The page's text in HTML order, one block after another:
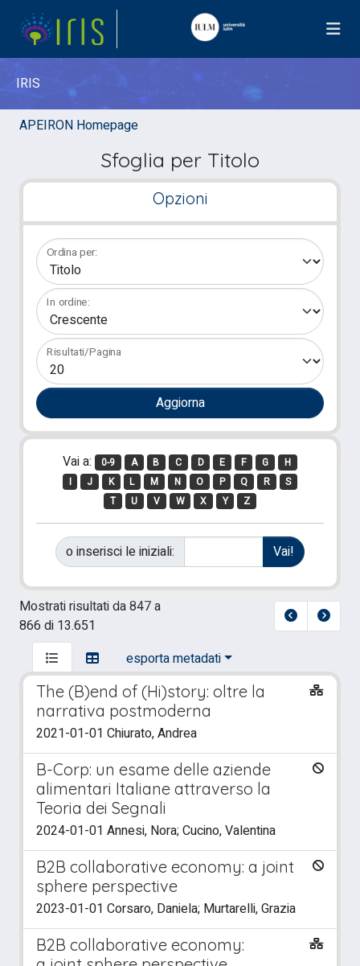
IRIS
APEIRON Homepage
Sfoglia per Titolo
Opzioni
Ordina per:
In ordine:
Risultati/Pagina
Vai a: 0-9 A B C D E F G
H
I
J K L M N O P Q R
S
T
U V W X Y Z
o inserisci le iniziali:
Mostrati risultati da 847 a
866 di 13.651
esporta metadati
The (B)end of (Hi)story: oltre la
narrativa postmoderna
2021-01-01 Chiurato, Andrea
B-Corp: un esame delle aziende
alimentari Italiane attraverso la
Teoria dei Segnali
2024-01-01 Annesi, Nora; Cucino, Valentina
B2B collaborative economy: a joint
sphere perspective
2023-01-01 Corsaro, Daniela; Murtarelli, Grazia
B2B collaborative economy: